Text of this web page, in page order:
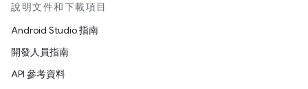
說明文件和下載項目
Android Studio 指南
開發人員指南
API 參考資料